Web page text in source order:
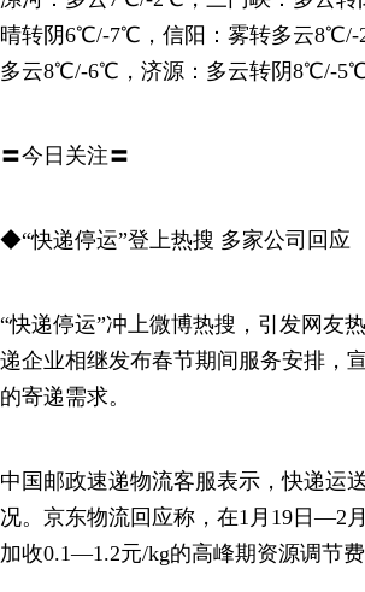
晴转阴6℃/-7℃，信阳：雾转多云
多云8℃/-6℃，济源：多云转阴8℃/-
〓今日关注〓
◆“快递停运”登上热搜 多家公司回应
“快递停运”冲上微博热搜，引发网友
递企业相继发布春节期间服务安排，
的寄递需求。
中国邮政速递物流客服表示，快递运
况。京东物流回应称，在1月19日—2
加收0.1—1.2元/kg的高峰期资源调节费